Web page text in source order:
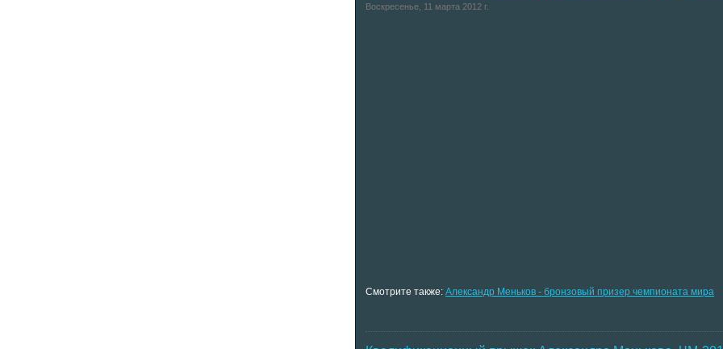
Воскресенье, 11 марта 2012 г.
Смотрите также: Александр Меньков - бронзовый призер чемпионата мира